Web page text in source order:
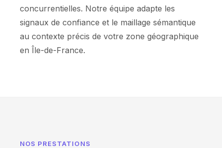
concurrentielles. Notre équipe adapte les
signaux de confiance et le maillage sémantique
au contexte précis de votre zone géographique
en Île-de-France.
NOS PRESTATIONS